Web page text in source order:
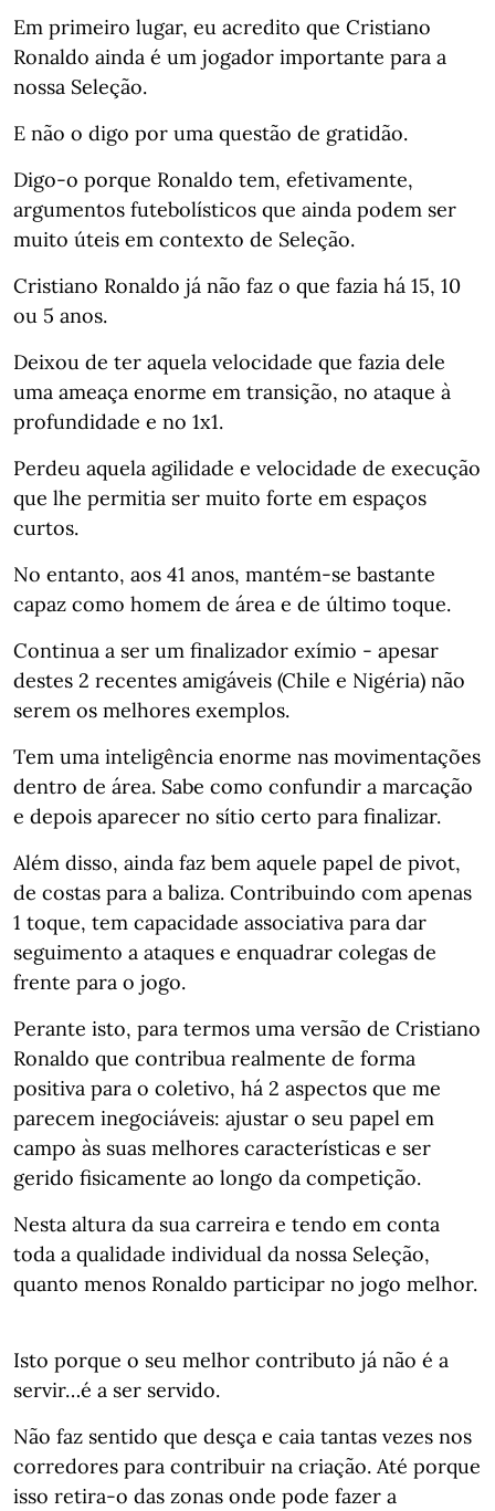
Em primeiro lugar, eu acredito que Cristiano
Ronaldo ainda é um jogador importante para a
nossa Seleção.⁣⁣⠀
E não o digo por uma questão de gratidão.⁣⁣⠀
Digo-o porque Ronaldo tem, efetivamente,
argumentos futebolísticos que ainda podem ser
muito úteis em contexto de Seleção.⁣⁣⠀
⁣⁣Cristiano Ronaldo já não faz o que fazia há 15, 10
ou 5 anos.⁣⁣⠀
Deixou de ter aquela velocidade que fazia dele
uma ameaça enorme em transição, no ataque à
profundidade e no 1x1.⁣⁣⠀
Perdeu aquela agilidade e velocidade de execução
que lhe permitia ser muito forte em espaços
curtos.⁣⁣⠀
⁣⁣No entanto, aos 41 anos, mantém-se bastante
capaz como homem de área e de último toque.⁣⁣⠀
Continua a ser um finalizador exímio - apesar
destes 2 recentes amigáveis (Chile e Nigéria) não
serem os melhores exemplos.⁣⁣⠀
Tem uma inteligência enorme nas movimentações
dentro de área. Sabe como confundir a marcação
e depois aparecer no sítio certo para finalizar. ⁣⁣
Além disso, ainda faz bem aquele papel de pivot,
de costas para a baliza. Contribuindo com apenas
1 toque, tem capacidade associativa para dar
seguimento a ataques e enquadrar colegas de
frente para o jogo.⁣⁣⠀
⁣⁣Perante isto, para termos uma versão de Cristiano
Ronaldo que contribua realmente de forma
positiva para o coletivo, há 2 aspectos que me
parecem inegociáveis: ajustar o seu papel em
campo às suas melhores características e ser
gerido fisicamente ao longo da competição.⁣⁣⠀
Nesta altura da sua carreira e tendo em conta
toda a qualidade individual da nossa Seleção,
quanto menos Ronaldo participar no jogo melhor.
Isto porque o seu melhor contributo já não é a
servir…é a ser servido.⁣⁣⠀⠀
Não faz sentido que desça e caia tantas vezes nos
corredores para contribuir na criação. Até porque
isso retira-o das zonas onde pode fazer a